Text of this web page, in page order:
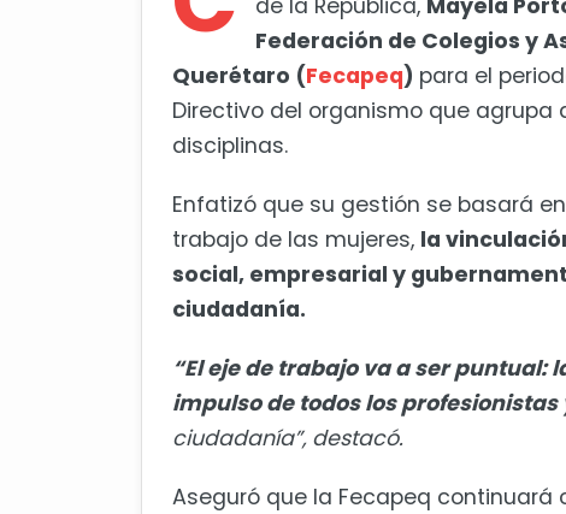
de la República, Mayela
Federación de Colegios y
Querétaro (Fecapeq) para el
Directivo del organismo que agrupa
disciplinas.
Enfatizó que su gestión se basará
trabajo de las mujeres, la
social, empresarial y
ciudadanía.
“El eje de trabajo va a ser
impulso de todos los profesionistas
ciudadanía”, destacó.
Aseguró que la Fecapeq